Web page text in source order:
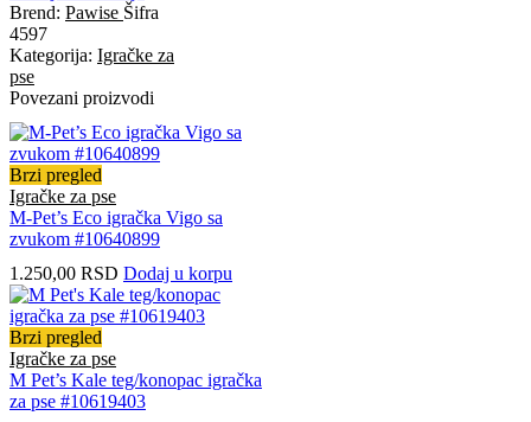
Brend: Pawise Šifra
4597
Kategorija: Igračke za
pse
Povezani proizvodi
Brzi pregled
Igračke za pse
M-Pet’s Eco igračka Vigo sa
zvukom #10640899
1.250,00 RSD Dodaj u korpu
Brzi pregled
Igračke za pse
M Pet’s Kale teg/konopac igračka
za pse #10619403